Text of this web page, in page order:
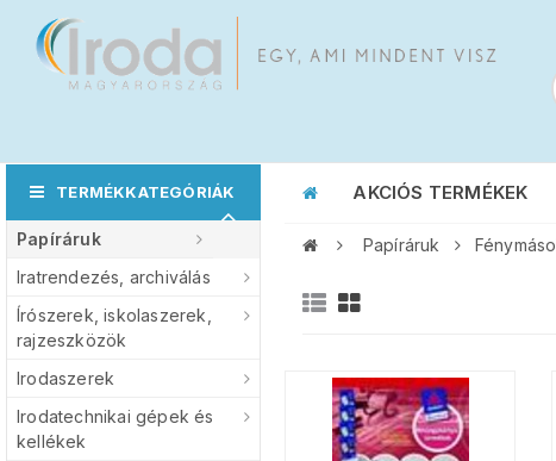
AKCIÓS TERMÉKEK
TERMÉKKATEGÓRIÁK
Papíráruk
Iratrendezés, archiválás
Írószerek, iskolaszerek,
rajzeszközök
Irodaszerek
Irodatechnikai gépek és
kellékek
Papíráruk